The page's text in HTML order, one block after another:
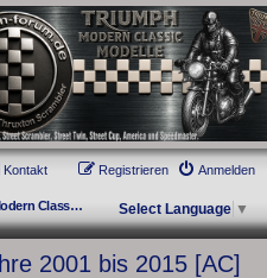
Classic Modelle. Das Forum für
Triumph Bonneville, Thruxton,
Street Twin, Street Cup, America
Kontakt Anmelden
Registrieren
Modern Classics - Baujahre 2001 bis 2015 [AC] Select Language ▼
2001 bis 2015 [AC]